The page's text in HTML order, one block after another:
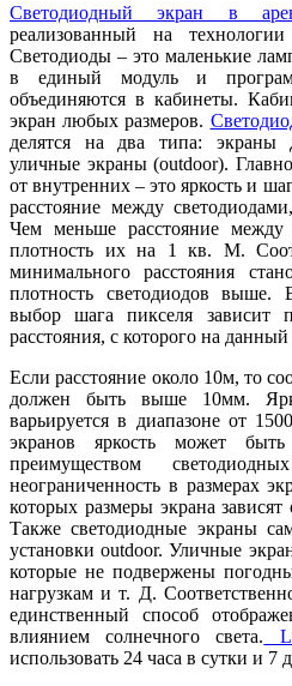
Светодиодный экран в
реализованный на
Светодиоды – это маленькие
в единый модуль и
объединяются в кабинеты.
экран любых размеров.
делятся на два типа:
уличные экраны (outdoor).
от внутренних – это яркость и
расстояние между
Чем меньше расстояние между
плотность их на 1 кв. М.
минимального расстояния
плотность светодиодов выше.
выбор шага пикселя зависит
расстояния, с которого на данный
Если расстояние около 10м, то
должен быть выше 10мм.
варьируется в диапазоне от
экранов яркость может
преимуществом
неограниченность в размерах
которых размеры экрана
Также светодиодные экраны
установки outdoor. Уличные
которые не подвержены
нагрузкам и т. Д.
единственный способ
влиянием солнечного света.
использовать 24 часа в сутки и 7